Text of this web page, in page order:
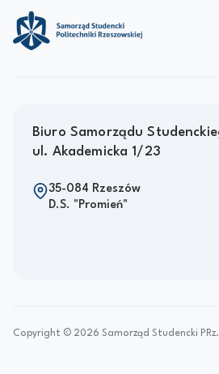
Biuro Samorządu
ul. Akademicka 1/23
35-084 Rzeszów
D.S. "Promień"
Copyright © 2026 Samorząd Studencki